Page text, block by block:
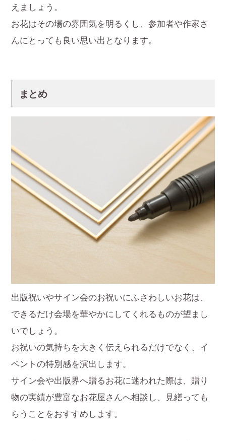
えましょう。
お花はその場の雰囲気を明るくし、参加者や作家さ
んにとっても良い思い出となります。
まとめ
出版祝いやサイン会のお祝いにふさわしいお花は、
できるだけ会場を華やかにしてくれるものが望まし
いでしょう。
お祝いの気持ちを大きく伝えられるだけでなく、イ
ベントの特別感を演出します。
サイン会や出版界へ贈るお花に迷われた際は、贈り
物の実績が豊富なお花屋さんへ相談し、見繕っても
らうことをおすすめします。